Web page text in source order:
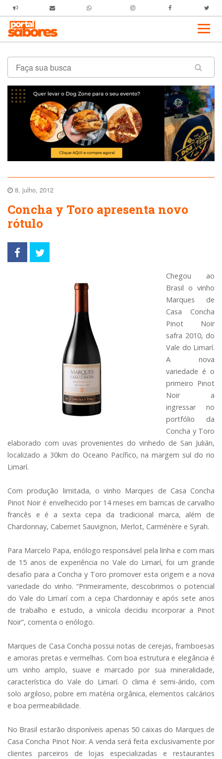
8, julho, 2012
Concha y Toro apresenta novo
rótulo
Chegou ao
Brasil o vinho
Marques de
Casa Concha
Pinot Noir
safra 2010, do
Vale do Limarí.
A nova
variedade é o
primeiro Pinot
Noir a
ingressar no
portfólio da
Concha y Toro
elaborado com uvas provenientes do vinhedo de San Julián,
localizado a 30km do Oceano Pacífico, na margem sul do rio
Limarí.
Com produção limitada, o vinho Marques de Casa Concha
Pinot Noir é envelhecido por 14 meses em barricas de carvalho
francês e é a sexta cepa da tradicional marca, além de
Chardonnay, Cabernet Sauvignon, Merlot, Carménère e Syrah.
Para Marcelo Papa, enólogo responsável pela linha e com mais
de 15 anos de experiência no Vale do Limarí, foi um grande
desafio para a Concha y Toro promover esta origem e a nova
variedade do vinho. “Primeiramente, descobrimos o potencial
do Vale do Limarí com a cepa Chardonnay e após sete anos
de trabalho e estudo, a vinícola decidiu incorporar a Pinot
Noir”, comenta o enólogo.
Marques de Casa Concha possui notas de cerejas, framboesas
e amoras pretas e vermelhas. Com boa estrutura e elegância é
um vinho amplo, suave e marcado por sua mineralidade,
característica do Vale do Limarí. O clima é semi-árido, com
solo argiloso, pobre em matéria orgânica, elementos calcários
e boa permeabilidade.
No Brasil estarão disponíveis apenas 50 caixas do Marques de
Casa Concha Pinot Noir. A venda será feita exclusivamente por
clientes parceiros de lojas especializadas e restaurantes